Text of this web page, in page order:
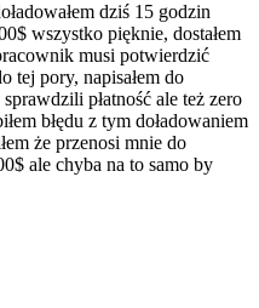
dziś 15 godzin
wszystko pięknie, dostałem
musi potwierdzić
tej pory, napisałem do
płatność ale też zero
błędu z tym doładowaniem
że przenosi mnie do
ale chyba na to samo by